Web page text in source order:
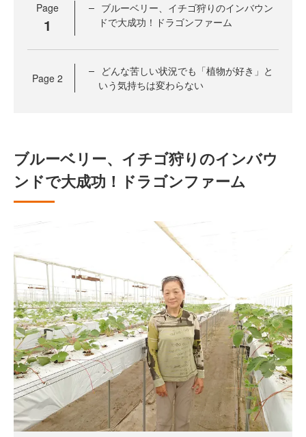
Page
1
ブルーベリー、イチゴ狩りのインバウン
ドで大成功！ドラゴンファーム
Page 2
どんな苦しい状況でも「植物が好き」と
いう気持ちは変わらない
ブルーベリー、イチゴ狩りのインバウ
ンドで大成功！ドラゴンファーム